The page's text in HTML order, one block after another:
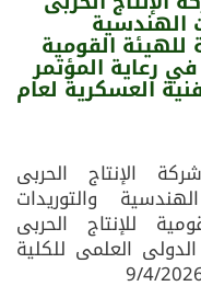
الهندسية
للهيئة القومية
رعاية المؤتمر
العسكرية لعام
الإنتاج الحربى
والتوريدات
للإنتاج الحربى
العلمى للكلية